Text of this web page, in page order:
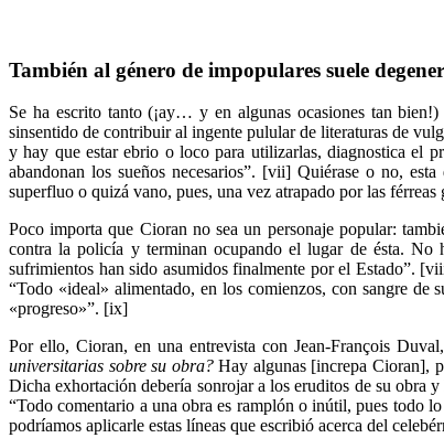
También al género de impopulares suele
Se ha escrito tanto (¡ay… y en algunas ocasiones tan
sinsentido de contribuir al ingente pulular de literaturas de
y hay que estar ebrio o loco para utilizarlas, diagnostica el
abandonan los sueños necesarios”. [vii] Quiérase o no,
superfluo o quizá vano, pues, una vez atrapado por las férreas
Poco importa que Cioran no sea un personaje popular:
contra la policía y terminan ocupando el lugar de ésta. No
sufrimientos han sido asumidos finalmente por el Estado”.
“Todo «ideal» alimentado, en los comienzos, con sangre de
«progreso»”. [ix]
Por ello, Cioran, en una entrevista con Jean-François
universitarias sobre su obra?Hay algunas [increpa Cioran],
Dicha exhortación debería sonrojar a los eruditos de su obra
“Todo comentario a una obra es ramplón o inútil, pues todo
podríamos aplicarle estas líneas que escribió acerca del